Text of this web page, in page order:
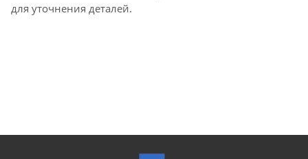
для уточнения деталей.